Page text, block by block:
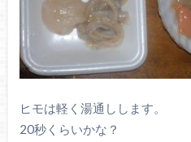
ヒモは軽く湯通しします。
20秒くらいかな？